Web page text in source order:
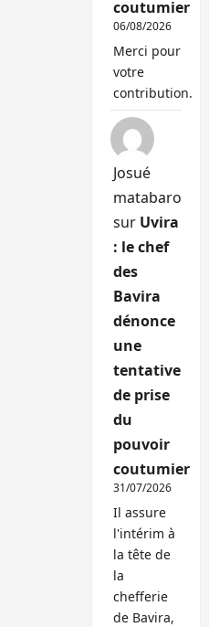
coutumier
06/08/2026
Merci pour
votre
contribution.
Josué
matabaro
sur Uvira
: le chef
des
Bavira
dénonce
une
tentative
de prise
du
pouvoir
coutumier
31/07/2026
Il assure
l'intérim à
la tête de
la
chefferie
de Bavira,